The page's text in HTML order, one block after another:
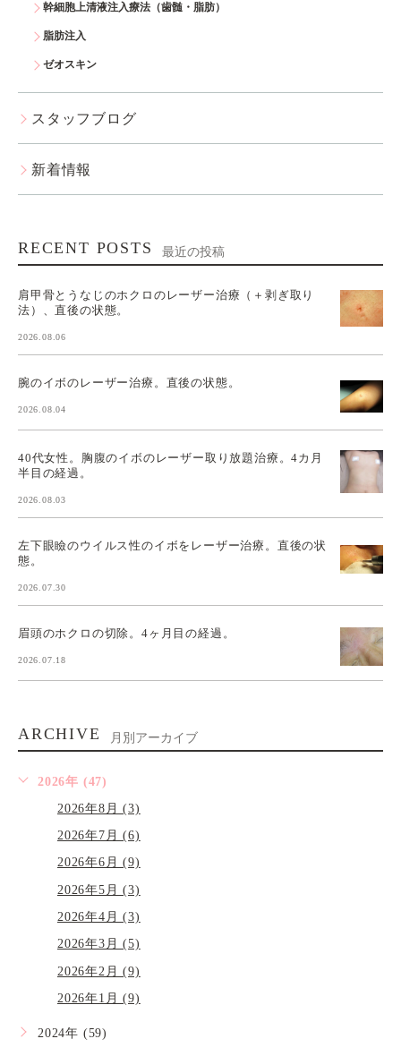
幹細胞上清液注入療法（歯髄・脂肪）
脂肪注入
ゼオスキン
スタッフブログ
新着情報
RECENT POSTS 最近の投稿
肩甲骨とうなじのホクロのレーザー治療（＋剥ぎ取り
法）、直後の状態。
2026.08.06
腕のイボのレーザー治療。直後の状態。
2026.08.04
40代女性。胸腹のイボのレーザー取り放題治療。4カ月
半目の経過。
2026.08.03
左下眼瞼のウイルス性のイボをレーザー治療。直後の状
態。
2026.07.30
眉頭のホクロの切除。4ヶ月目の経過。
2026.07.18
ARCHIVE 月別アーカイブ
2026年 (47)
2026年8月 (3)
2026年7月 (6)
2026年6月 (9)
2026年5月 (3)
2026年4月 (3)
2026年3月 (5)
2026年2月 (9)
2026年1月 (9)
2024年 (59)